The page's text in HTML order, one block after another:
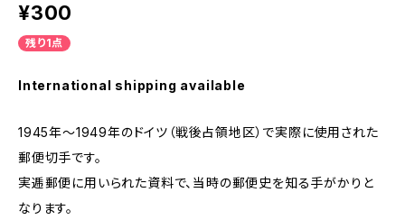
¥300
残り1点
International shipping available
1945年～1949年のドイツ（戦後占領地区）で実際に使用された
郵便切手です。
実逓郵便に用いられた資料で、当時の郵便史を知る手がかりと
なります。